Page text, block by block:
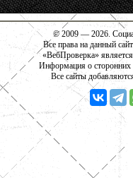
© 2009 — 2026.
Все права на данный
«ВебПроверка»
Информация о сторонних
Все сайты